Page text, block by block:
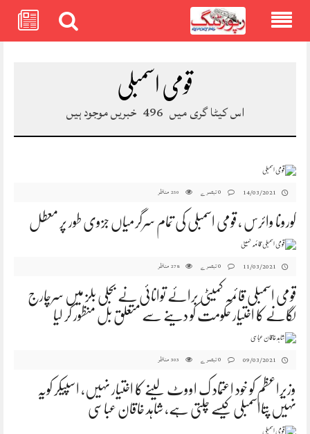
قومی اسمبلی
اس کیٹا گری میں 496 خبریں موجود ہیں
14/03/2021
250 مناظر
کورونا وائرس ، قومی اسمبلی کی تمام سرگرمیاں جزوی طور پر معطل
11/03/2021
278 مناظر
قومی اسمبلی قائمہ کمیٹی برائے توانائی نے بجلی بلز میں سرچارج
لگانے کا اختیار حکومت کو دینے سے متعلق بل منظور کر لیا
09/03/2021
303 مناظر
وزیراعظم کو خود اعتماد ک اووٹ لینے کا اختیار نہیں، اسپیکر کویہ
نہیں پتااسمبلی کیسے چلتی ہے، شاہد خاقان عباسی